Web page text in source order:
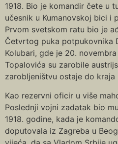
1918. Bio je komandir čete u
učesnik u Kumanovskoj bici i
Prvom svetskom ratu bio je
Četvrtog puka potpukovnika
Kolubari, gde je 20.
Topalovića su zarobile
zarobljeništvu ostaje do kraja
Kao rezervni oficir u više
Poslednji vojni zadatak bio
1918. godine, kada je
doputovala iz Zagreba u